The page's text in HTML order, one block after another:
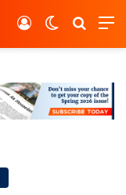
Switch skin
Log In